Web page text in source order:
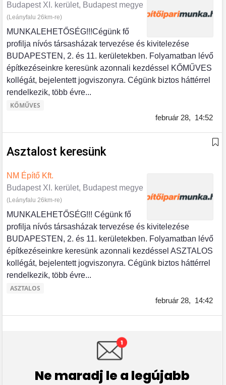
Budapest XI. kerület, Budapest megye
(Leányfalu 26km-re)
MUNKALEHETŐSÉG!!!Cégünk fő
profilja nívós társasházak tervezése és kivitelezése
BUDAPESTEN, 2. és 11. kerületekben. Folyamatban lévő
építkezéseinkre keresünk azonnali kezdéssel KŐMŰVES
kollégát, bejelentett jogviszonyra. Cégünk biztos háttérrel
rendelkezik, több évre...
KŐMŰVES
február 28, 14:52
Asztalost keresünk
NM Építő Kft.
Budapest XI. kerület, Budapest megye
(Leányfalu 26km-re)
MUNKALEHETŐSÉG!!! Cégünk fő
profilja nívós társasházak tervezése és kivitelezése
BUDAPESTEN, 2. és 11. kerületekben. Folyamatban lévő
építkezéseinkre keresünk azonnali kezdéssel ASZTALOS
kollégát, bejelentett jogviszonyra. Cégünk biztos háttérrel
rendelkezik, több évre...
ASZTALOS
február 28, 14:42
Ne maradj le a legújabb